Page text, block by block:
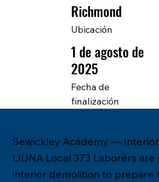
Richmond
Ubicación
1 de agosto de
2025
Fecha de
finalización
Sewickley Academy —
LIUNA Local 373 Laborers
interior demolition to prepare